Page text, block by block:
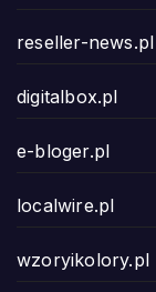
reseller-news.pl
digitalbox.pl
e-bloger.pl
localwire.pl
wzoryikolory.pl